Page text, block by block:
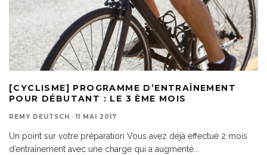
[CYCLISME] PROGRAMME D’ENTRAÎNEMENT
POUR DÉBUTANT : LE 3 ÈME MOIS
REMY DEUTSCH · 11 MAI 2017
Un point sur votre préparation Vous avez déjà effectué 2 mois
d’entraînement avec une charge qui a augmenté...